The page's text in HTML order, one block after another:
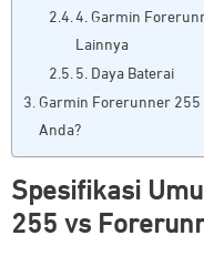
4. Garmin
Lainnya
5. Daya Baterai
Garmin Forerunner 255
Anda?
Spesifikasi
255 vs